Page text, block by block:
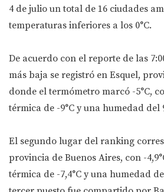
4 de julio un total de 16 ciudades
temperaturas inferiores a los 0°C.
De acuerdo con el reporte de las
más baja se registró en Esquel,
donde el termómetro marcó -5°C,
térmica de -9°C y una humedad del
El segundo lugar del ranking
provincia de Buenos Aires, con -
térmica de -7,4°C y una humedad